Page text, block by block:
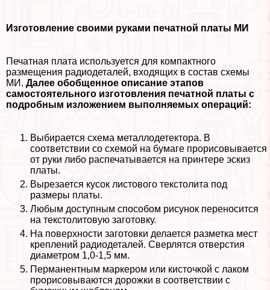
Изготовление своими руками печатной платы МИ
Печатная плата используется для компактного
размещения радиодеталей, входящих в состав схемы
МИ. Далее обобщенное описание этапов
самостоятельного изготовления печатной платы с
подробным изложением выполняемых операций:
Выбирается схема металлодетектора. В
соответствии со схемой на бумаге прорисовывается
от руки либо распечатывается на принтере эскиз
платы.
Вырезается кусок листового текстолита под
размеры платы.
Любым доступным способом рисунок переносится
на текстолитовую заготовку.
На поверхности заготовки делается разметка мест
креплений радиодеталей. Сверлятся отверстия
диаметром 1,0-1,5 мм.
Перманентным маркером или кисточкой с лаком
прорисовываются дорожки в соответствии с